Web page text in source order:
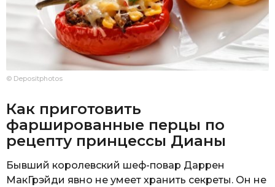
© Depositphotos
Как приготовить
фаршированные перцы по
рецепту принцессы Дианы
Бывший королевский шеф-повар Даррен
МакГрэйди явно не умеет хранить секреты. Он не